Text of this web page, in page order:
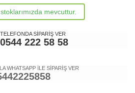
mevcuttur.
TELEFONDA SİPARİŞ VER
0544 222 58 58
WHATSAPP İLE SİPARİŞ VER